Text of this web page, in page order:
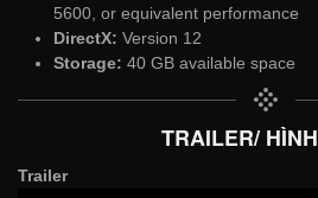
5600, or equivalent performance
DirectX: Version 12
Storage: 40 GB available space
TRAILER/
Trailer